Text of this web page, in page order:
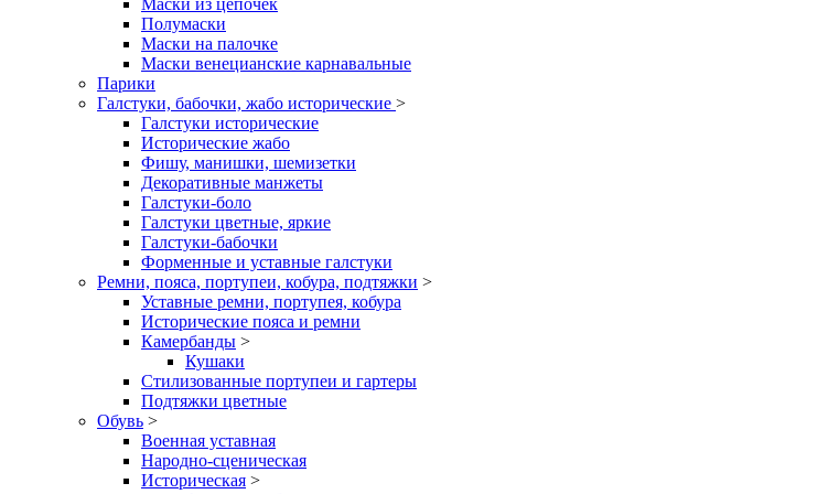
Маски из цепочек
Полумаски
Маски на палочке
Маски венецианские карнавальные
Парики
Галстуки, бабочки, жабо исторические >
Галстуки исторические
Исторические жабо
Фишу, манишки, шемизетки
Декоративные манжеты
Галстуки-боло
Галстуки цветные, яркие
Галстуки-бабочки
Форменные и уставные галстуки
Ремни, пояса, портупеи, кобура, подтяжки >
Уставные ремни, портупея, кобура
Исторические пояса и ремни
Камербанды >
Кушаки
Стилизованные портупеи и гартеры
Подтяжки цветные
Обувь >
Военная уставная
Народно-сценическая
Историческая >